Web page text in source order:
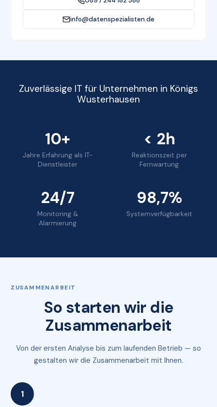
info@datenspezialisten.de
Zuverlässige IT für Unternehmen in Königs
Wusterhausen
10+
Jahre Erfahrung als IT-
Dienstleister
< 2h
Reaktionszeit per
Fernwartung
24/7
Monitoring &
Alarmierung
98,7%
Systemverfügbarkeit
ZUSAMMENARBEIT
So starten wir die
Zusammenarbeit
Von der ersten Analyse bis zum laufenden Betrieb — so
gestalten wir die Zusammenarbeit mit Ihnen.